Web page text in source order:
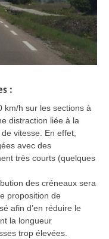
:
km/h sur les sections à
distraction liée à la
vitesse. En effet,
avec des
très courts (quelques
des créneaux sera
proposition de
afin d’en réduire le
la longueur
trop élevées.